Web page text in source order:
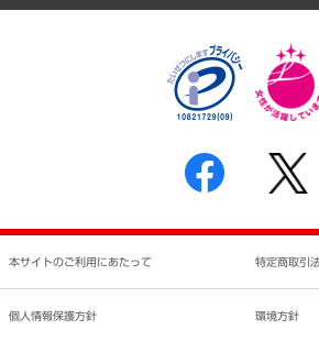
個人情報保護方針
反社会的勢力に対する基本方針
書面による個人情報の開示等の請求の手続きについ
本サイトのご利用にあたって 特定商取引
個人情報保護方針 環境方針